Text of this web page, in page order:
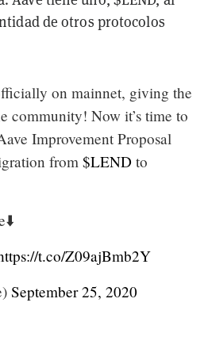
de otros protocolos
on mainnet, giving the
community! Now it’s time to
Improvement Proposal
from $LEND to
t.co/Z09ajBmb2Y
September 25, 2020